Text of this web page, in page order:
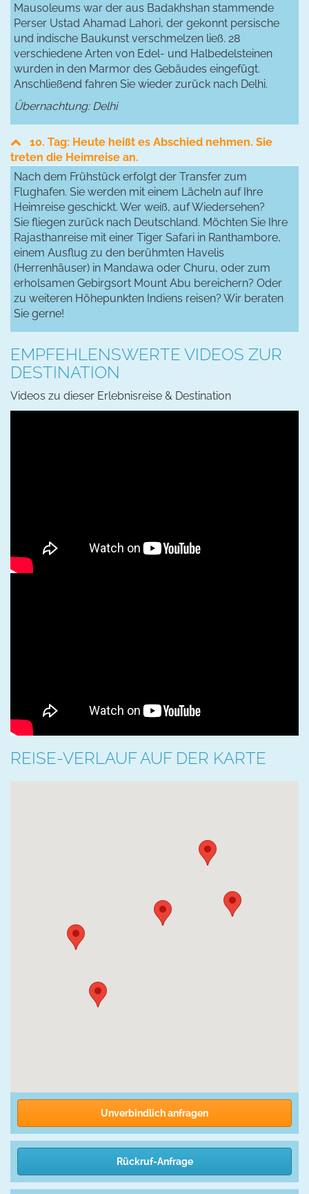
Mausoleums war der aus Badakhshan stammende
Perser Ustad Ahamad Lahori, der gekonnt persische
und indische Baukunst verschmelzen ließ. 28
verschiedene Arten von Edel- und Halbedelsteinen
wurden in den Marmor des Gebäudes eingefügt.
Anschließend fahren Sie wieder zurück nach Delhi.
Übernachtung: Delhi
10. Tag: Heute heißt es Abschied nehmen. Sie
treten die Heimreise an.
Nach dem Frühstück erfolgt der Transfer zum
Flughafen. Sie werden mit einem Lächeln auf Ihre
Heimreise geschickt. Wer weiß, auf Wiedersehen?
Sie fliegen zurück nach Deutschland. Möchten Sie Ihre
Rajasthanreise mit einer Tiger Safari in Ranthambore,
einem Ausflug zu den berühmten Havelis
(Herrenhäuser) in Mandawa oder Churu, oder zum
erholsamen Gebirgsort Mount Abu bereichern? Oder
zu weiteren Höhepunkten Indiens reisen? Wir beraten
Sie gerne!
EMPFEHLENSWERTE VIDEOS ZUR
DESTINATION
Videos zu dieser Erlebnisreise & Destination
REISE-VERLAUF AUF DER KARTE
Unverbindlich anfragen
Rückruf-Anfrage